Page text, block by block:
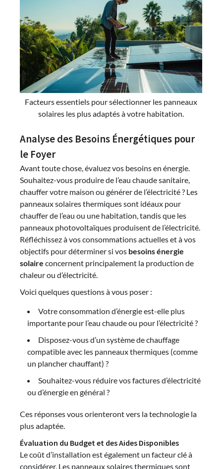
Facteurs essentiels pour sélectionner les panneaux
solaires les plus adaptés à votre habitation.
Analyse des Besoins Énergétiques pour
le Foyer
Avant toute chose, évaluez vos besoins en énergie.
Souhaitez-vous produire de l’eau chaude sanitaire,
chauffer votre maison ou générer de l’électricité ? Les
panneaux solaires thermiques sont idéaux pour
chauffer de l’eau ou une habitation, tandis que les
panneaux photovoltaïques produisent de l’électricité.
Réfléchissez à vos consommations actuelles et à vos
objectifs pour déterminer si vos besoins énergie
solaire concernent principalement la production de
chaleur ou d’électricité.
Voici quelques questions à vous poser :
Votre consommation d’énergie est-elle plus
importante pour l’eau chaude ou pour l’électricité ?
Disposez-vous d’un système de chauffage
compatible avec les panneaux thermiques (comme
un plancher chauffant) ?
Souhaitez-vous réduire vos factures d’électricité
ou d’énergie en général ?
Ces réponses vous orienteront vers la technologie la
plus adaptée.
Évaluation du Budget et des Aides Disponibles
Le coût d’installation est également un facteur clé à
considérer. Les panneaux solaires thermiques sont